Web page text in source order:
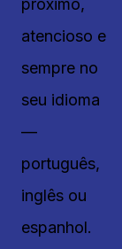
atencioso e
sempre no
seu idioma
—
português,
inglês ou
espanhol.